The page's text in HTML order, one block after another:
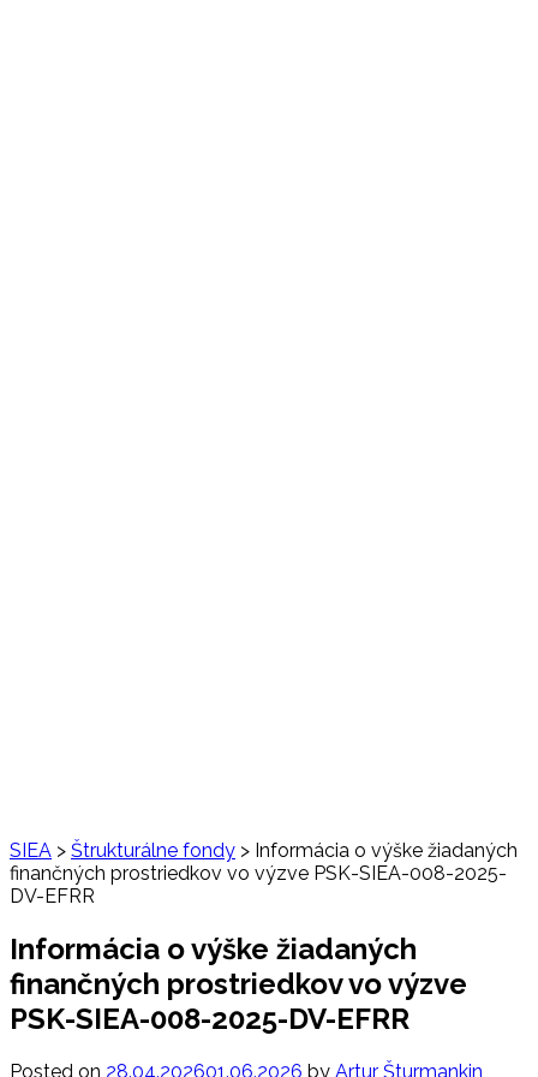
SIEA > Štrukturálne fondy > Informácia o výške žiadaných
finančných prostriedkov vo výzve PSK-SIEA-008-2025-
DV-EFRR
Informácia o výške žiadaných
finančných prostriedkov vo výzve
PSK-SIEA-008-2025-DV-EFRR
Posted on 28.04.202601.06.2026 by Artur Šturmankin